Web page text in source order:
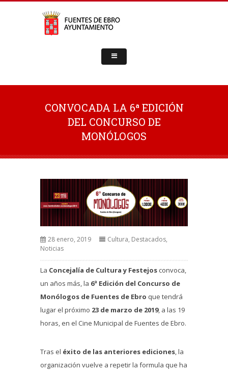
CONVOCADA LA 6ª EDICIÓN
DEL CONCURSO DE
MONÓLOGOS
28 enero, 2019 Cultura, Destacados,
Noticias
La Concejalía de Cultura y Festejos convoca,
un años más, la 6ª Edición del Concurso de
Monólogos de Fuentes de Ebro que tendrá
lugar el próximo 23 de marzo de 2019, a las 19
horas, en el Cine Municipal de Fuentes de Ebro.
Tras el éxito de las anteriores ediciones, la
organización vuelve a repetir la formula que ha